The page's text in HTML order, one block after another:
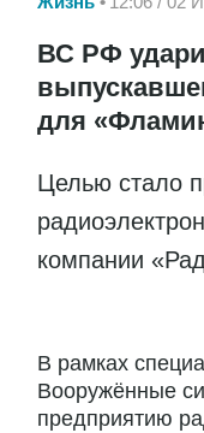
ВС РФ
для
Целью стало
компании
В рамках
Вооружённые
предприятию